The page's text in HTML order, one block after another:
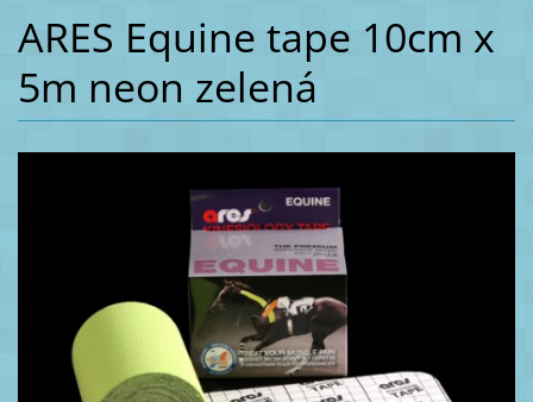
ARES Equine tape 10cm x
5m neon zelená